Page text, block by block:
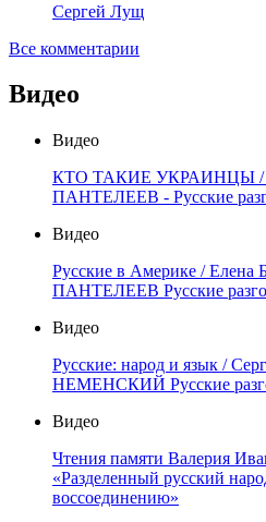
Сергей Лущ
Все комментарии
Видео
Видео
КТО ТАКИЕ УКРАИНЦЫ /
ПАНТЕЛЕЕВ - Русские
Видео
Русские в Америке /
ПАНТЕЛЕЕВ Русские
Видео
Русские: народ и язык /
НЕМЕНСКИЙ Русские
Видео
Чтения памяти Валерия
«Разделенный русский
воссоединению»